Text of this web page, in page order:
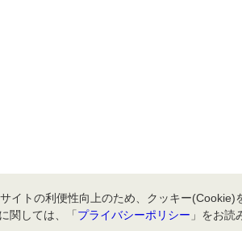
イトの利便性向上のため、クッキー
関しては、「プライバシーポリシー 」をお読